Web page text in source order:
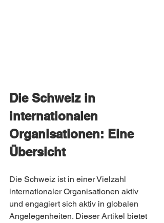
Die Schweiz in
internationalen
Organisationen: Eine
Übersicht
Die Schweiz ist in einer Vielzahl
internationaler Organisationen aktiv
und engagiert sich aktiv in globalen
Angelegenheiten. Dieser Artikel bietet